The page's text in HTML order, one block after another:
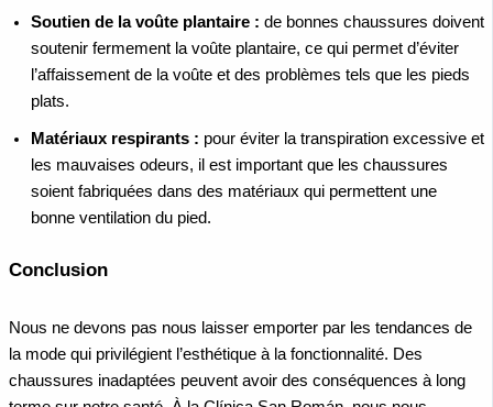
Soutien de la voûte plantaire : de bonnes chaussures doivent
soutenir fermement la voûte plantaire, ce qui permet d’éviter
l’affaissement de la voûte et des problèmes tels que les pieds
plats.
Matériaux respirants : pour éviter la transpiration excessive et
les mauvaises odeurs, il est important que les chaussures
soient fabriquées dans des matériaux qui permettent une
bonne ventilation du pied.
Conclusion
Nous ne devons pas nous laisser emporter par les tendances de
la mode qui privilégient l’esthétique à la fonctionnalité. Des
chaussures inadaptées peuvent avoir des conséquences à long